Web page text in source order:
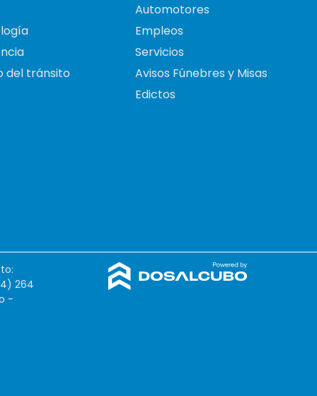
del tránsito
Automotores
Empleos
Servicios
Avisos Fúnebres y Misas
Edictos
264
-